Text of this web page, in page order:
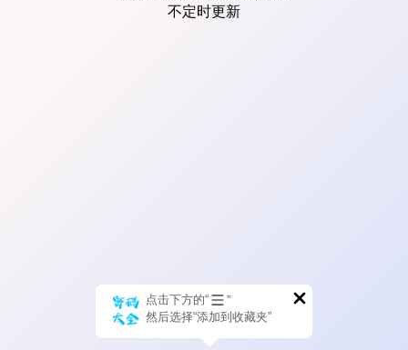
不定时更新
点击下方的“
”
然后选择“添加到收藏夹”